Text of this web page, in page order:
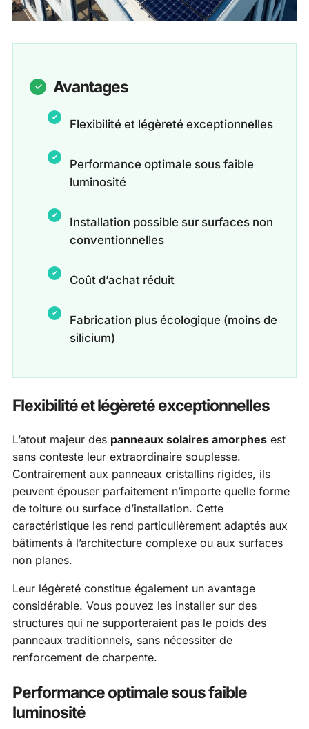
Avantages
Flexibilité et légèreté exceptionnelles
Performance optimale sous faible
luminosité
Installation possible sur surfaces non
conventionnelles
Coût d’achat réduit
Fabrication plus écologique (moins de
silicium)
Flexibilité et légèreté exceptionnelles
L’atout majeur des panneaux solaires amorphes est
sans conteste leur extraordinaire souplesse.
Contrairement aux panneaux cristallins rigides, ils
peuvent épouser parfaitement n’importe quelle forme
de toiture ou surface d’installation. Cette
caractéristique les rend particulièrement adaptés aux
bâtiments à l’architecture complexe ou aux surfaces
non planes.
Leur légèreté constitue également un avantage
considérable. Vous pouvez les installer sur des
structures qui ne supporteraient pas le poids des
panneaux traditionnels, sans nécessiter de
renforcement de charpente.
Performance optimale sous faible
luminosité